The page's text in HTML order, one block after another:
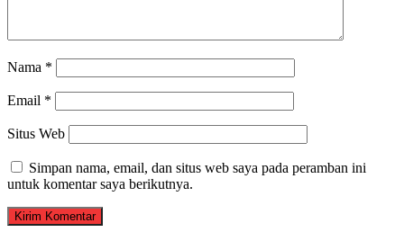
Nama *
Email *
Situs Web
Simpan nama, email, dan situs web saya pada peramban ini
untuk komentar saya berikutnya.